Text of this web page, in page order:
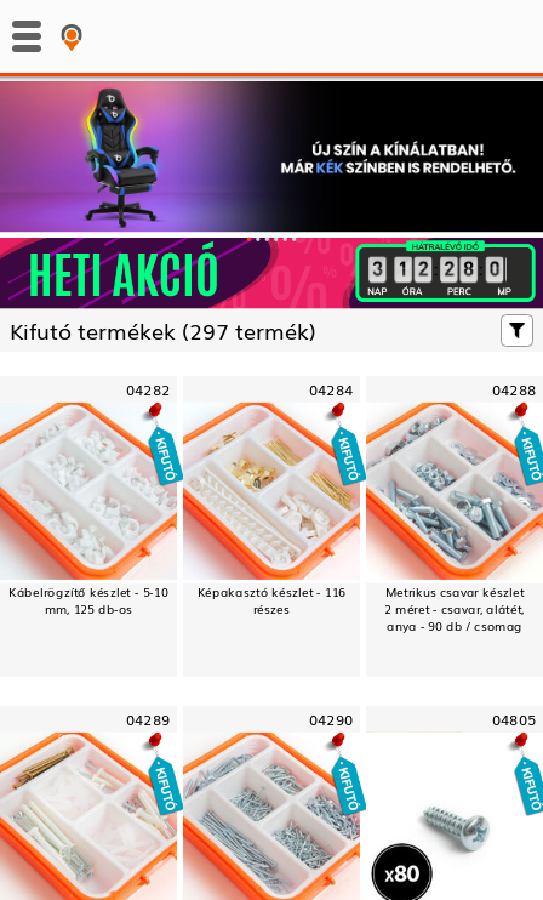
: :
Kifutó termékek (297 termék)
04282
Kábelrögzítő készlet - 5-10
mm, 125 db-os
04284
Képakasztó készlet - 116
részes
04288
Metrikus csavar készlet
2 méret - csavar, alátét,
anya - 90 db / csomag
04289 04290 04805